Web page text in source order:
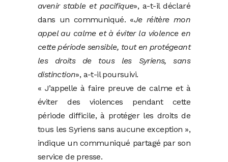
avenir stable et pacifique», a-t-il déclaré
dans un communiqué. «Je réitère mon
appel au calme et à éviter la violence en
cette période sensible, tout en protégeant
les droits de tous les Syriens, sans
distinction», a-t-il poursuivi.
« J’appelle à faire preuve de calme et à
éviter des violences pendant cette
période difficile, à protéger les droits de
tous les Syriens sans aucune exception »,
indique un communiqué partagé par son
service de presse.